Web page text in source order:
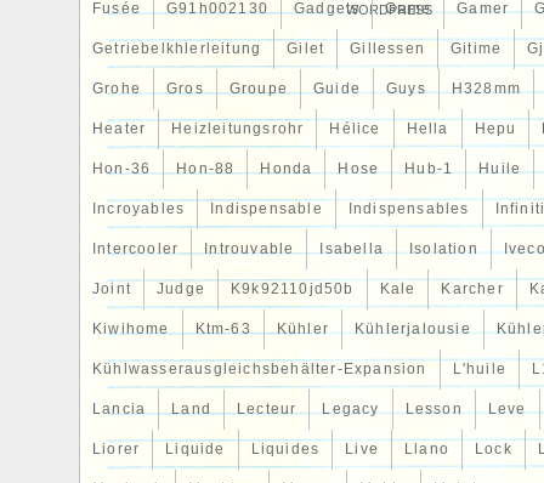
Fusée G91h002130 Gadgets Game Gamer
Getriebelkhlerleitung Gilet Gillessen Gitime
Grohe Gros Groupe Guide Guys H328mm
Heater Heizleitungsrohr Hélice Hella Hepu
Hon-36 Hon-88 Honda Hose Hub-1 Huile
Incroyables Indispensable Indispensables
Intercooler Introuvable Isabella Isolation
Joint Judge K9k92110jd50b Kale Karcher
Kiwihome Ktm-63 Kühler Kühlerjalousie
Kühlwasserausgleichsbehälter-Expansion L'huile
Lancia Land Lecteur Legacy Lesson Leve
Liorer Liquide Liquides Live Llano Lock
WORDPRESS